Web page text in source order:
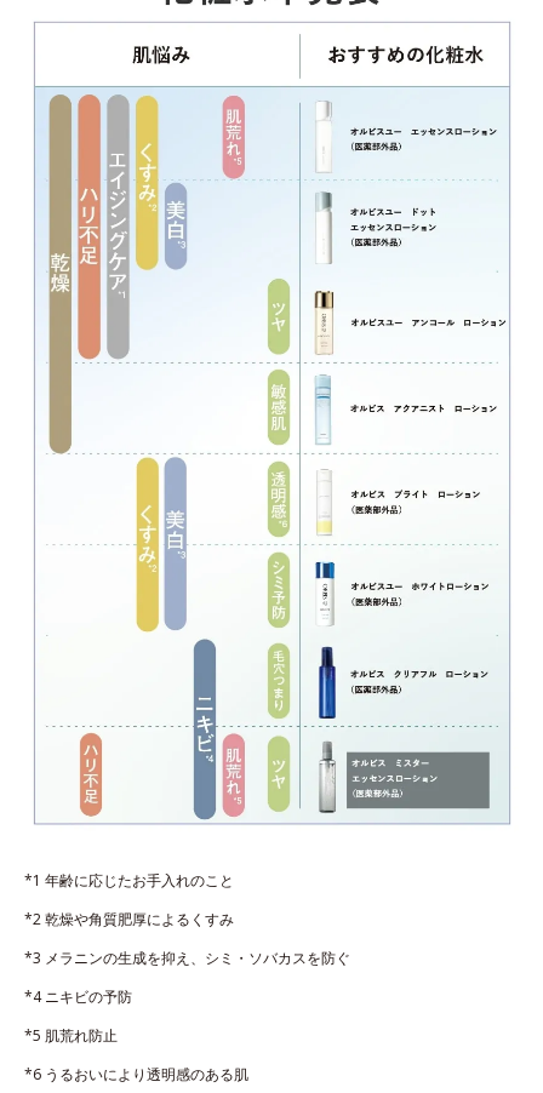
*1 年齢に応じたお手入れのこと
*2 乾燥や角質肥厚によるくすみ
*3 メラニンの生成を抑え、シミ・ソバカスを防ぐ
*4 ニキビの予防
*5 肌荒れ防止
*6 うるおいにより透明感のある肌